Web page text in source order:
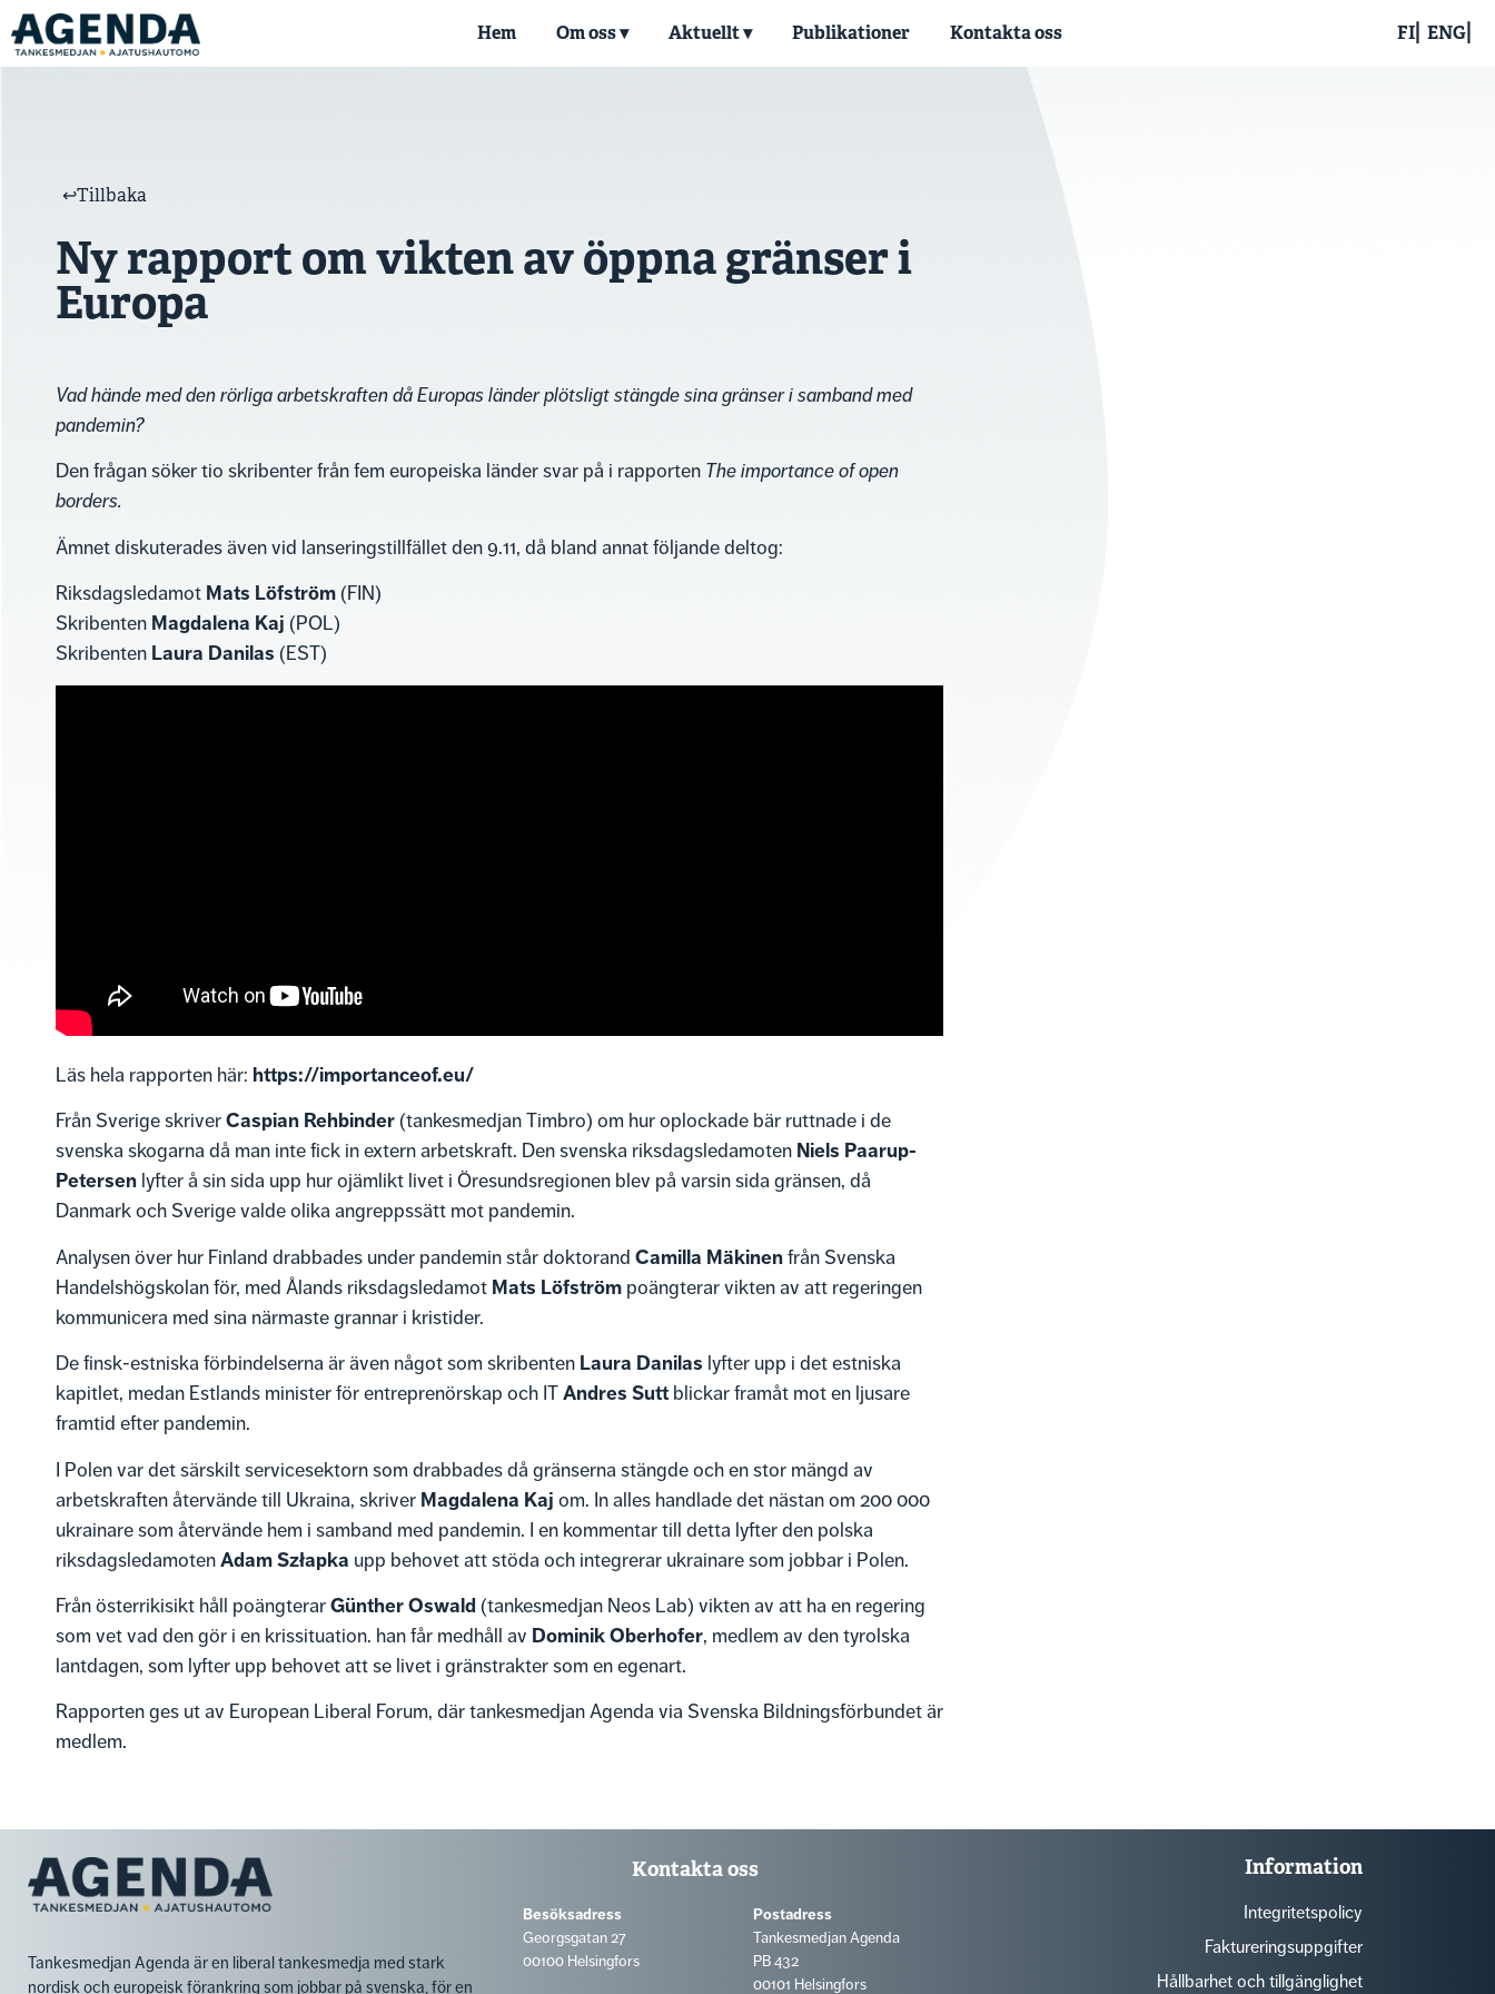
Hem Om oss Aktuellt Publikationer Kontakta oss FI ENG
↩︎Tillbaka
Ny rapport om vikten av öppna gränser i
Europa
Vad hände med den rörliga arbetskraften då Europas länder plötsligt stängde sina gränser i samband med
pandemin?
Den frågan söker tio skribenter från fem europeiska länder svar på i rapporten The importance of open
borders.
Ämnet diskuterades även vid lanseringstillfället den 9.11, då bland annat följande deltog:
Riksdagsledamot Mats Löfström (FIN)
Skribenten Magdalena Kaj (POL)
Skribenten Laura Danilas (EST)
Läs hela rapporten här: https://importanceof.eu/
Från Sverige skriver Caspian Rehbinder (tankesmedjan Timbro) om hur oplockade bär ruttnade i de
svenska skogarna då man inte fick in extern arbetskraft. Den svenska riksdagsledamoten Niels Paarup-
Petersen lyfter å sin sida upp hur ojämlikt livet i Öresundsregionen blev på varsin sida gränsen, då
Danmark och Sverige valde olika angreppssätt mot pandemin.
Analysen över hur Finland drabbades under pandemin står doktorand Camilla Mäkinen från Svenska
Handelshögskolan för, med Ålands riksdagsledamot Mats Löfström poängterar vikten av att regeringen
kommunicera med sina närmaste grannar i kristider.
De finsk-estniska förbindelserna är även något som skribenten Laura Danilas lyfter upp i det estniska
kapitlet, medan Estlands minister för entreprenörskap och IT Andres Sutt blickar framåt mot en ljusare
framtid efter pandemin.
I Polen var det särskilt servicesektorn som drabbades då gränserna stängde och en stor mängd av
arbetskraften återvände till Ukraina, skriver Magdalena Kaj om. In alles handlade det nästan om 200 000
ukrainare som återvände hem i samband med pandemin. I en kommentar till detta lyfter den polska
riksdagsledamoten Adam Szłapka upp behovet att stöda och integrerar ukrainare som jobbar i Polen.
Från österrikisikt håll poängterar Günther Oswald (tankesmedjan Neos Lab) vikten av att ha en regering
som vet vad den gör i en krissituation. han får medhåll av Dominik Oberhofer, medlem av den tyrolska
lantdagen, som lyfter upp behovet att se livet i gränstrakter som en egenart.
Rapporten ges ut av European Liberal Forum, där tankesmedjan Agenda via Svenska Bildningsförbundet är
medlem.
Tankesmedjan Agenda är en liberal tankesmedja med stark
nordisk och europeisk förankring som jobbar på svenska, för en
Kontakta oss
Besöksadress
Georgsgatan 27
00100 Helsingfors
Postadress
Tankesmedjan Agenda
PB 432
00101 Helsingfors
Information
Integritetspolicy
Faktureringsuppgifter
Hållbarhet och tillgänglighet